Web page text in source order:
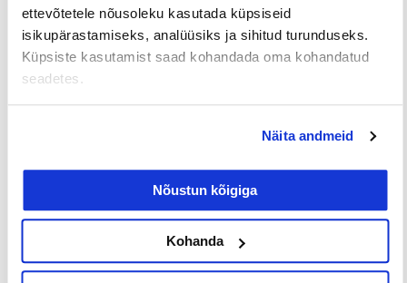
ettevõtetele nõusoleku kasutada küpsiseid
isikupärastamiseks, analüüsiks ja sihitud turunduseks.
Küpsiste kasutamist saad kohandada oma kohandatud
seadetes.
Näita andmeid
Nõustun kõigiga
Kohanda
Prev
EELMINE JÄRGMINE
Loe lisaks